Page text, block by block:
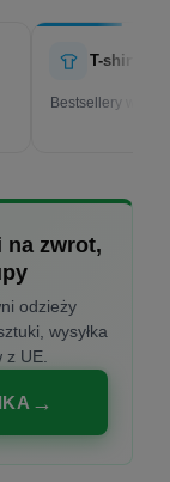
T-shirty
Bestsellery w
na zwrot,
odzieży
wysyłka
z UE.